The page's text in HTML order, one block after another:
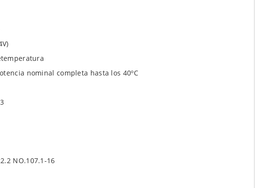
nominal completa hasta los 40ºC
NO.107.1-16